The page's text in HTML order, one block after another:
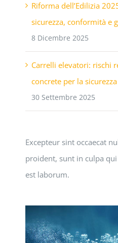
Riforma dell’Edilizia
sicurezza, conformità e
8 Dicembre 2025
Carrelli elevatori: rischi
concrete per la
30 Settembre 2025
Excepteur sint occaecat
proident, sunt in culpa
est laborum.